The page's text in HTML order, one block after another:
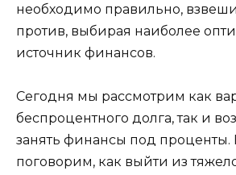
необходимо правильно,
против, выбирая наиболее
источник финансов.
Сегодня мы рассмотрим как
беспроцентного долга, так и
занять финансы под проценты.
поговорим, как выйти из